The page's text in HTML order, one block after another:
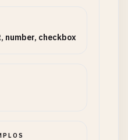
checkbox